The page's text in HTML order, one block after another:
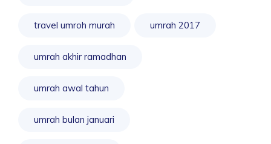
travel umroh murah umrah 2017
umrah akhir ramadhan
umrah awal tahun
umrah bulan januari